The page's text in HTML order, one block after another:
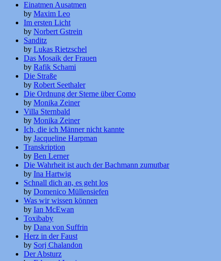
Einatmen Ausatmen
by Maxim Leo
Im ersten Licht
by Norbert Gstrein
Sanditz
by Lukas Rietzschel
Das Mosaik der Frauen
by Rafik Schami
Die Straße
by Robert Seethaler
Die Ordnung der Sterne über Como
by Monika Zeiner
Villa Sternbald
by Monika Zeiner
Ich, die ich Männer nicht kannte
by Jacqueline Harpman
Transkription
by Ben Lerner
Die Wahrheit ist auch der Bachmann zumutbar
by Ina Hartwig
Schnall dich an, es geht los
by Domenico Müllensiefen
Was wir wissen können
by Ian McEwan
Toxibaby
by Dana von Suffrin
Herz in der Faust
by Sorj Chalandon
Der Absturz